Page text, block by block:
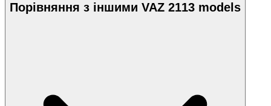
Порівняння з іншими VAZ 2113 models